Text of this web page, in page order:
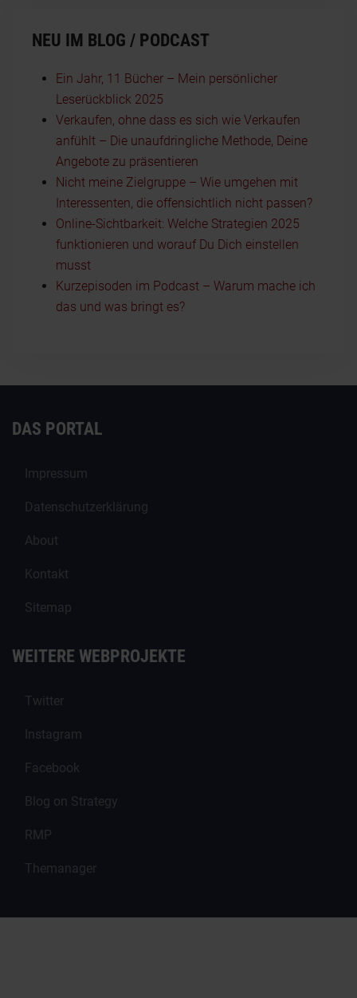
NEU IM BLOG / PODCAST
Ein Jahr, 11 Bücher – Mein persönlicher
Leserückblick 2025
Verkaufen, ohne dass es sich wie Verkaufen
anfühlt – Die unaufdringliche Methode, Deine
Angebote zu präsentieren
Nicht meine Zielgruppe – Wie umgehen mit
Interessenten, die offensichtlich nicht passen?
Online-Sichtbarkeit: Welche Strategien 2025
funktionieren und worauf Du Dich einstellen
musst
Kurzepisoden im Podcast – Warum mache ich
das und was bringt es?
DAS PORTAL
Impressum
Datenschutzerklärung
About
Kontakt
Sitemap
WEITERE WEBPROJEKTE
Twitter
Instagram
Facebook
Blog on Strategy
RMP
Themanager